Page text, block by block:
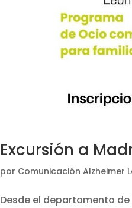
Excursión a
por Comunicación Alzheimer
Desde el departamento